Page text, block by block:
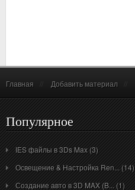
Главная Добавить материал
Популярное
IES файлы в 3Ds Max (3)
Освещение & Настройка Ren... (14)
Создание авто в 3D MAX (B... (1)